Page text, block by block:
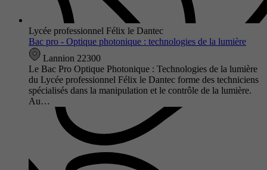
Lycée professionnel Félix le Dantec
Bac pro - Optique photonique : technologies de la lumière
Lannion 22300
Le Bac Pro Optique Photonique : Technologies de la lumière
du Lycée professionnel Félix le Dantec forme des techniciens
spécialisés dans la manipulation et le contrôle de la lumière.
Au…